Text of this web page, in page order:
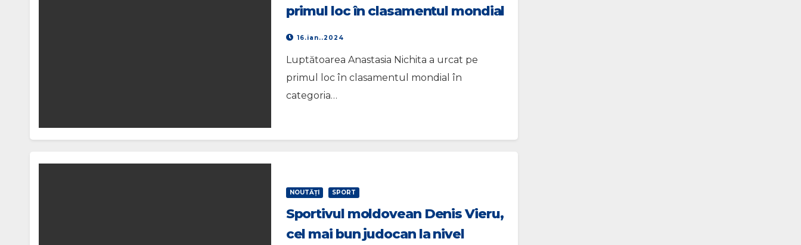
primul loc în clasamentul mondial
16.ian..2024
Luptătoarea Anastasia Nichita a urcat pe
primul loc în clasamentul mondial în
categoria…
NOUTĂŢI SPORT
Sportivul moldovean Denis Vieru,
cel mai bun judocan la nivel